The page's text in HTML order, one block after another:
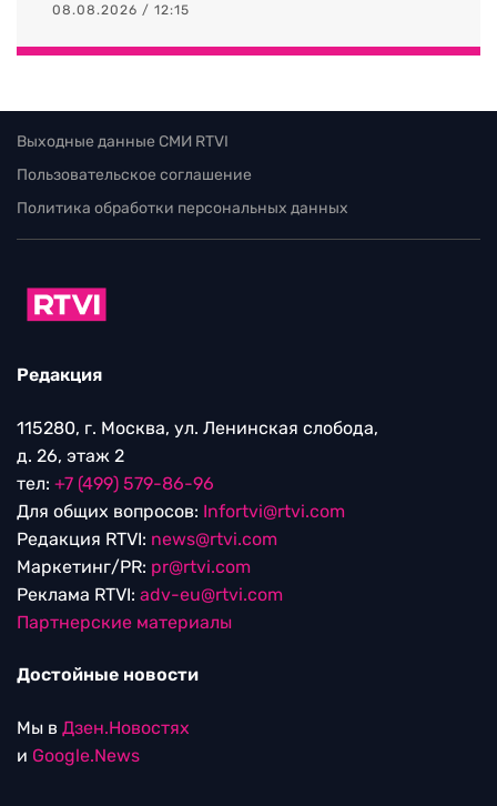
08.08.2026 / 12:15
Выходные данные СМИ RTVI
Пользовательское соглашение
Политика обработки персональных данных
Редакция
115280, г. Москва, ул. Ленинская слобода,
д. 26, этаж 2
тел: +7 (499) 579-86-96
Для общих вопросов: Infortvi@rtvi.com
Редакция RTVI: news@rtvi.com
Маркетинг/PR: pr@rtvi.com
Реклама RTVI: adv-eu@rtvi.com
Партнерские материалы
Достойные новости
Мы в Дзен.Новостях
и Google.News